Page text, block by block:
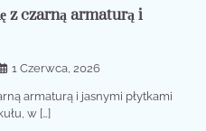
z czarną armaturą i
1 Czerwca, 2026
armaturą i jasnymi płytkami
w […]